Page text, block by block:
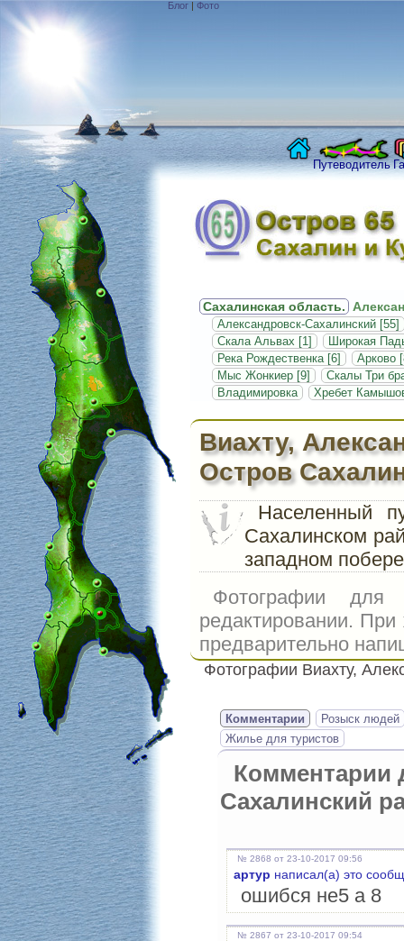
Блог | Фото
Путеводитель
Сахалинская область.
Александровск-Сахалинский [55]
Скала Альвах [1]
Широкая
Река Рождественка [6]
Арково
Мыс Жонкиер [9]
Скалы Три
Владимировка
Хребет
Виахту,
Остров
Населенный
Сахалинском
западном
Фотографии
редактировании.
предварительно
Фотографии Виахту,
Комментарии
Розыск людей
Жилье для туристов
Комментарии
Сахалинский
№ 2868 от 23-10-2017 09:56
артур написал(а) это
ошибся не5 а 8
№ 2867 от 23-10-2017 09:54